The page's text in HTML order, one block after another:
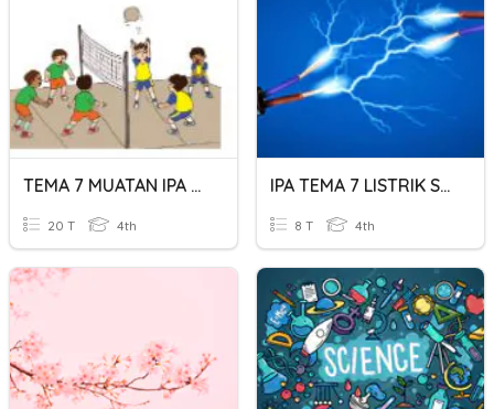
TEMA 7 MUATAN IPA DAN IPS
20 T 4th
IPA TEMA 7 LISTRIK STATIS DAN LISTRIK DINAMIS
8 T 4th